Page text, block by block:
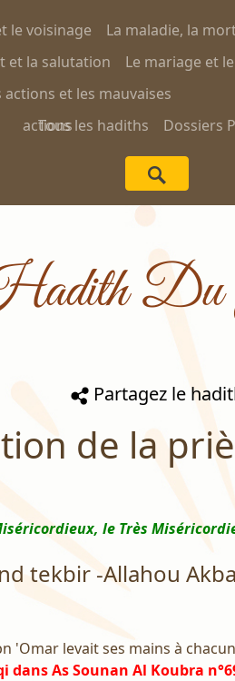
le voisinage La maladie, la
et la salutation Le mariage et
actions et les mauvaises
actions
Tous les hadiths Dossiers
Partagez le
de la
le Très
tekbir -Allahou
'Omar levait ses mains à
dans As Sounan Al Koubra